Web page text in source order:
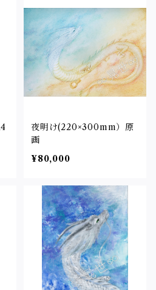
夜明け(220×300mm）原
画
¥80,000